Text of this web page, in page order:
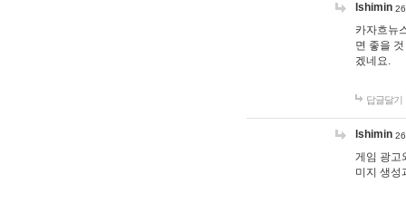
lshimin
카자흐뉴
면 좋을
겠네요.
답글달기
lshimin
게임 광고
미지 생성